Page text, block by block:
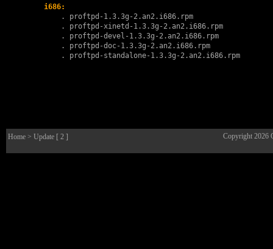
i686:
        .
proftpd-1.3.3g-2.an2.i686.rpm
        .
proftpd-xinetd-1.3.3g-2.an2.i686.rpm
        .
proftpd-devel-1.3.3g-2.an2.i686.rpm
        .
proftpd-doc-1.3.3g-2.an2.i686.rpm
        .
proftpd-standalone-1.3.3g-2.an2.i686.rpm
Home > Update [ 2 ] Copyright 2026